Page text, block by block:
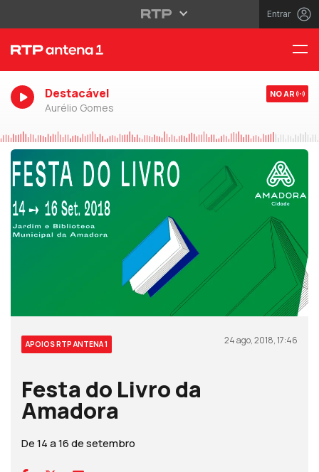
Entrar
Destacável
Aurélio Gomes
NO AR
APOIOS RTP ANTENA 1 24 ago, 2018, 17:46
Festa do Livro da
Amadora
De 14 a 16 de setembro